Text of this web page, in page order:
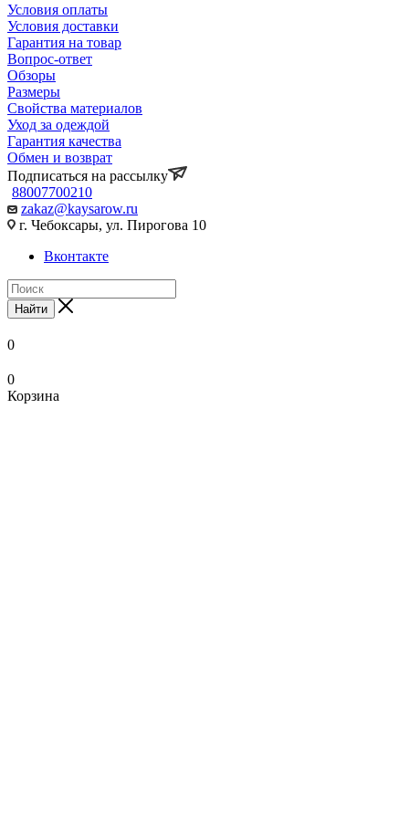
Условия оплаты
Условия доставки
Гарантия на товар
Вопрос-ответ
Обзоры
Размеры
Свойства материалов
Уход за одеждой
Гарантия качества
Обмен и возврат
Подписаться на рассылку
88007700210
zakaz@kaysarow.ru
г. Чебоксары, ул. Пирогова 10
Вконтакте
Найти
0
0
Корзина